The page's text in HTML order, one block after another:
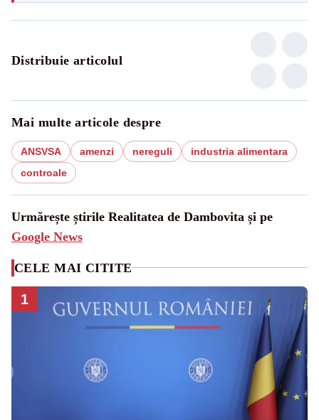
Distribuie articolul
Mai multe articole despre
ANSVSA amenzi nereguli
industria alimentara
controale
Urmărește știrile Realitatea de Dambovita și pe
Google News
CELE MAI CITITE
1